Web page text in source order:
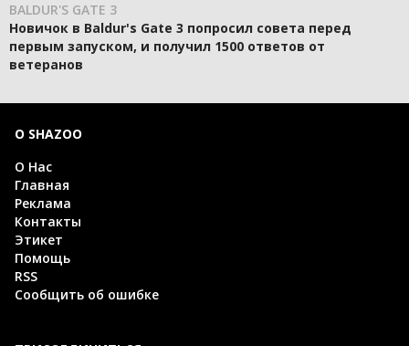
BALDUR'S GATE 3
Новичок в Baldur's Gate 3 попросил совета перед
первым запуском, и получил 1500 ответов от
ветеранов
О SHAZOO
О Нас
Главная
Реклама
Контакты
Этикет
Помощь
RSS
Сообщить об ошибке